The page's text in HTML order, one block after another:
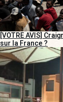
[VOTRE AVIS]
sur la France ?